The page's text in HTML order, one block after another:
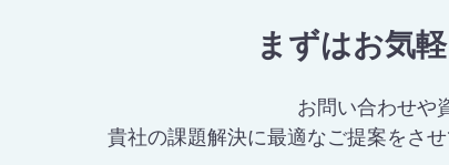
まずはお気
お問い合わせや
貴社の課題解決に最適なご提案をさ